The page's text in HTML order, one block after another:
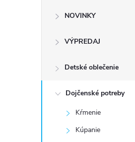
ý
NOVINKY
VÝPREDAJ
Detské oblečenie
Dojčenské potreby
Kŕmenie
Kúpanie